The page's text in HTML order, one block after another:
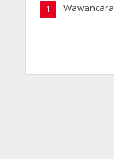
Wawancara
1